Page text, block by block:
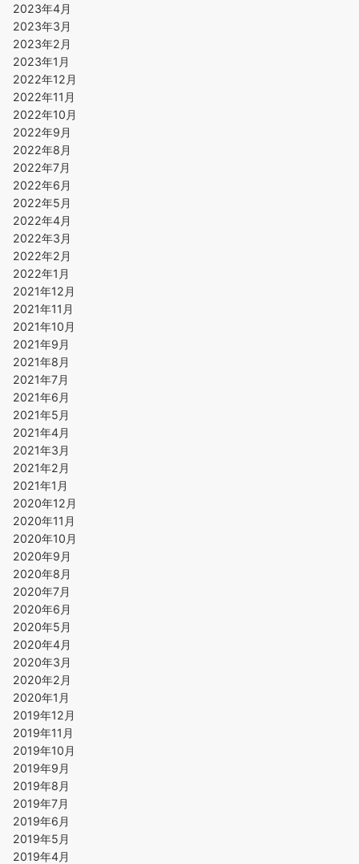
2023年4月
2023年3月
2023年2月
2023年1月
2022年12月
2022年11月
2022年10月
2022年9月
2022年8月
2022年7月
2022年6月
2022年5月
2022年4月
2022年3月
2022年2月
2022年1月
2021年12月
2021年11月
2021年10月
2021年9月
2021年8月
2021年7月
2021年6月
2021年5月
2021年4月
2021年3月
2021年2月
2021年1月
2020年12月
2020年11月
2020年10月
2020年9月
2020年8月
2020年7月
2020年6月
2020年5月
2020年4月
2020年3月
2020年2月
2020年1月
2019年12月
2019年11月
2019年10月
2019年9月
2019年8月
2019年7月
2019年6月
2019年5月
2019年4月